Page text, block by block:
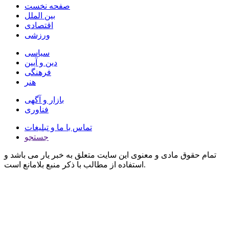
صفحه نخست
بین الملل
اقتصادی
ورزشی
سیاسی
دین و آیین
فرهنگی
هنر
بازار و آگهی
فناوری
تماس با ما و تبلیغات
جستجو
تمام حقوق مادی و معنوی این سایت متعلق به خبر یار می باشد و
استفاده از مطالب با ذکر منبع بلامانع است.